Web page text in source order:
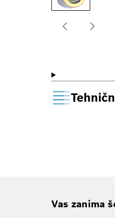
Vas zanima